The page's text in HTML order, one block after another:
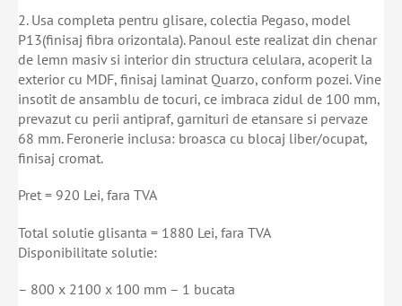
2. Usa completa pentru glisare, colectia Pegaso, model
P13(finisaj fibra orizontala). Panoul este realizat din chenar
de lemn masiv si interior din structura celulara, acoperit la
exterior cu MDF, finisaj laminat Quarzo, conform pozei. Vine
insotit de ansamblu de tocuri, ce imbraca zidul de 100 mm,
prevazut cu perii antipraf, garnituri de etansare si pervaze
68 mm. Feronerie inclusa: broasca cu blocaj liber/ocupat,
finisaj cromat.
Pret = 920 Lei, fara TVA
Total solutie glisanta = 1880 Lei, fara TVA
Disponibilitate solutie:
– 800 x 2100 x 100 mm – 1 bucata